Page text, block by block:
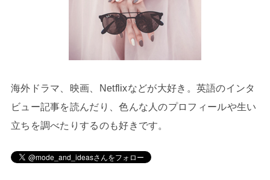
海外ドラマ、映画、Netflixなどが大好き。英語のインタ
ビュー記事を読んだり、色んな人のプロフィールや生い
立ちを調べたりするのも好きです。